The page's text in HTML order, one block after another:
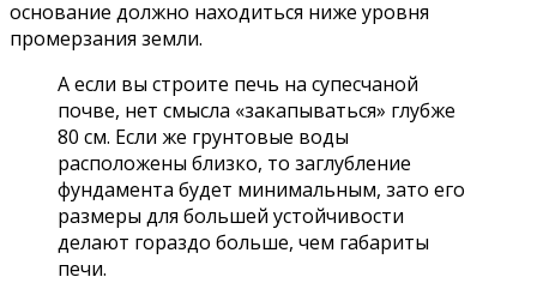
основание должно находиться ниже уровня
промерзания земли.
А если вы строите печь на супесчаной
почве, нет смысла «закапываться» глубже
80 см. Если же грунтовые воды
расположены близко, то заглубление
фундамента будет минимальным, зато его
размеры для большей устойчивости
делают гораздо больше, чем габариты
печи.